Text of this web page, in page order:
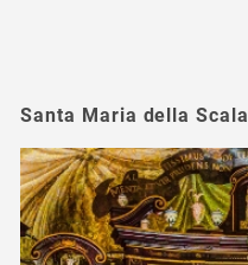
Santa Maria della Scala